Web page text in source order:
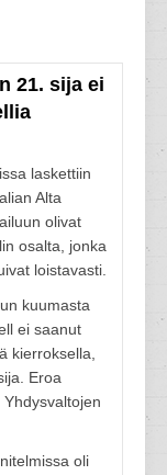
21. sija ei
laskettiin
Alta
olivat
osalta, jonka
loistavasti.
kuumasta
ei saanut
kierroksella,
Eroa
oli